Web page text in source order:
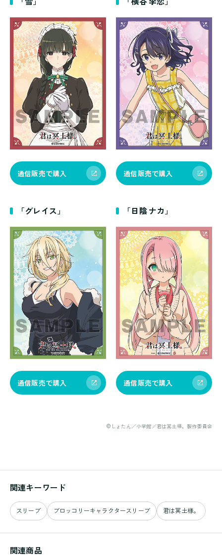
通信販売で購入 通信販売で購入
「グレイス」
通信販売で購入
「日陰 ナカ」
通信販売で購入
©しょたん／小学館／君は冥土様。製作委員会
関連キーワード
スリーブ ブロッコリーキャラクタースリーブ 君は冥土様。
関連商品